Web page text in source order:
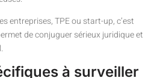
entreprises, TPE ou start-up, c’est
de conjuguer sérieux juridique et
à surveiller